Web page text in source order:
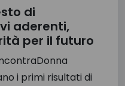
di
aderenti,
per il futuro
i primi risultati di